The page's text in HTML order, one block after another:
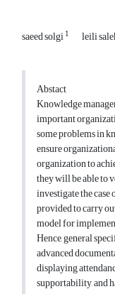
saeed solgi1 leili
Abstact
Knowledge
important
some problems in
ensure
organization to
they will be able to
investigate the
provided to carry
model for
Hence, general
advanced
displaying
supportability, and